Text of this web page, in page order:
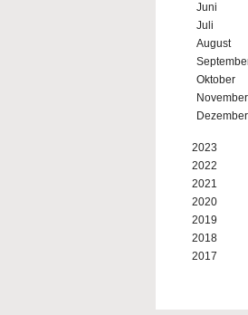
Juni
Juli
August
Oktober
November
Dezember
2023
2022
2021
2020
2019
2018
2017